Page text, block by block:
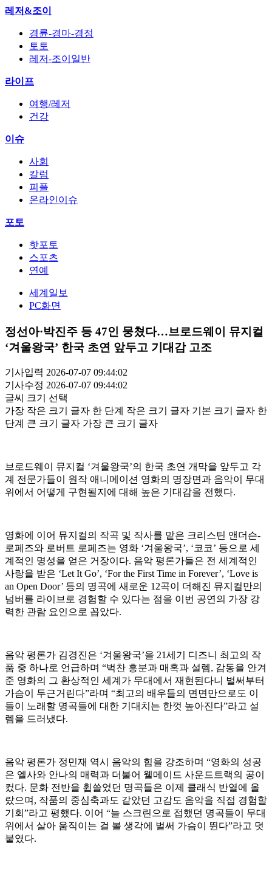
레저&조이
경륜-경마-경정
토토
레저-조이일반
라이프
여행/레저
건강
이슈
사회
칼럼
피플
온라인이슈
포토
핫포토
스포츠
연예
세계일보
PC화면
정선아·박진주 등 47인 뭉쳤다…브로드웨이 뮤지컬
‘겨울왕국’ 한국 초연 앞두고 기대감 고조
기사입력 2026-07-07 09:44:02
기사수정 2026-07-07 09:44:02
글씨 크기 선택
가장 작은 크기 글자 한 단계 작은 크기 글자 기본 크기 글자 한
단계 큰 크기 글자 가장 큰 크기 글자
브로드웨이 뮤지컬 ‘겨울왕국’의 한국 초연 개막을 앞두고 각
계 전문가들이 원작 애니메이션 영화의 명장면과 음악이 무대
위에서 어떻게 구현될지에 대해 높은 기대감을 전했다.
영화에 이어 뮤지컬의 작곡 및 작사를 맡은 크리스틴 앤더슨-
로페즈와 로버트 로페즈는 영화 ‘겨울왕국’, ‘코코’ 등으로 세
계적인 명성을 얻은 거장이다. 음악 평론가들은 전 세계적인
사랑을 받은 ‘Let It Go’, ‘For the First Time in Forever’, ‘Love is
an Open Door’ 등의 명곡에 새로운 12곡이 더해진 뮤지컬만의
넘버를 라이브로 경험할 수 있다는 점을 이번 공연의 가장 강
력한 관람 요인으로 꼽았다.
음악 평론가 김경진은 ‘겨울왕국’을 21세기 디즈니 최고의 작
품 중 하나로 언급하며 “벅찬 흥분과 매혹과 설렘, 감동을 안겨
준 영화의 그 환상적인 세계가 무대에서 재현된다니 벌써부터
가슴이 두근거린다”라며 “최고의 배우들의 면면만으로도 이
들이 노래할 명곡들에 대한 기대치는 한껏 높아진다”라고 설
렘을 드러냈다.
음악 평론가 정민재 역시 음악의 힘을 강조하며 “영화의 성공
은 엘사와 안나의 매력과 더불어 웰메이드 사운드트랙의 공이
컸다. 문화 전반을 휩쓸었던 명곡들은 이제 클래식 반열에 올
랐으며, 작품의 중심축과도 같았던 고감도 음악을 직접 경험할
기회”라고 평했다. 이어 “늘 스크린으로 접했던 명곡들이 무대
위에서 살아 움직이는 걸 볼 생각에 벌써 가슴이 뛴다”라고 덧
붙였다.